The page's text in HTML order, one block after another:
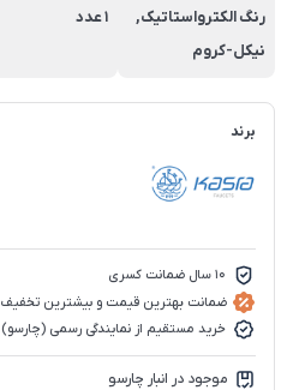
رنگ الکترواستاتیک,
نیکل-کروم
1 عدد
برند
10 سال ضمانت کسری
ضمانت بهترین قیمت و بیشترین تخفیف
خرید مستقیم از نمایندگی رسمی (چارسو)
موجود در انبار چارسو